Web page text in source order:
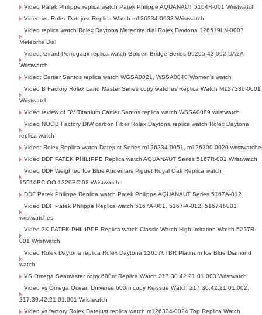
Video Patek Philippe replica watch Patek Philippe AQUANAUT 5164R-001 Wristwatch
Video vs. Rolex Datejust Replica Watch m126334-0038 Wristwatch
Video replica watch Rolex Daytona Meteorite dial Rolex Daytona 126519LN-0007
Meteorite Dial
Video: Girard-Perregaux replica watch Golden Bridge Series 99295-43-002-UA2A
Wristwatch
Video: Cartier Santos replica watch WGSA0021, WSSA0040 Women's watch
Video B Factory Rolex Land Master Series copy watches Replica Watch M127336-0001
Wristwatch
Video review of BV Titanium Cartier Santos replica watch WSSA0089 wristwatch
Video NOOB Factory DIW carbon Fiber Rolex Daytona replica watch Rolex Daytona
replica watch
Video: Rolex Replica watch Datejust Series m126234-0051, m126300-0020
Video DDF PATEK PHILIPPE Replica watch AQUANAUT Series 5167R-001 Wristwatch
Video DDF Weighted Ice Blue Audemars Piguet Royal Oak Replica watch
15510BC.OO.1320BC.02 Wristwatch
DDF Patek Philippe Replica watch Patek Philippe AQUANAUT Series 5167A-012
Video DDF Patek Philippe Replica watch 5167A-001, 5167-A-012, 5167-R-001
wristwatches
Video 3K PATEK PHILIPPE Replica watch Classic Watch High Imitation Watch 5227R-
001 Wristwatch
Video Rolex Daytona replica Rolex Daytona 126576TBR Platinum Ice Blue Diamond
watch
VS Omega Seamaster copy 600m Replica Watch 217.30.42.21.01.003 Wristwatch
Video vs Omega Ocean Universe 600m copy Reissue Watch 217.30.42.21.01.002,
217.30.42.21.01.001 Wristwatch
Video vs factory Rolex Datejust replica watch m126334-0024 Top Replica Watch